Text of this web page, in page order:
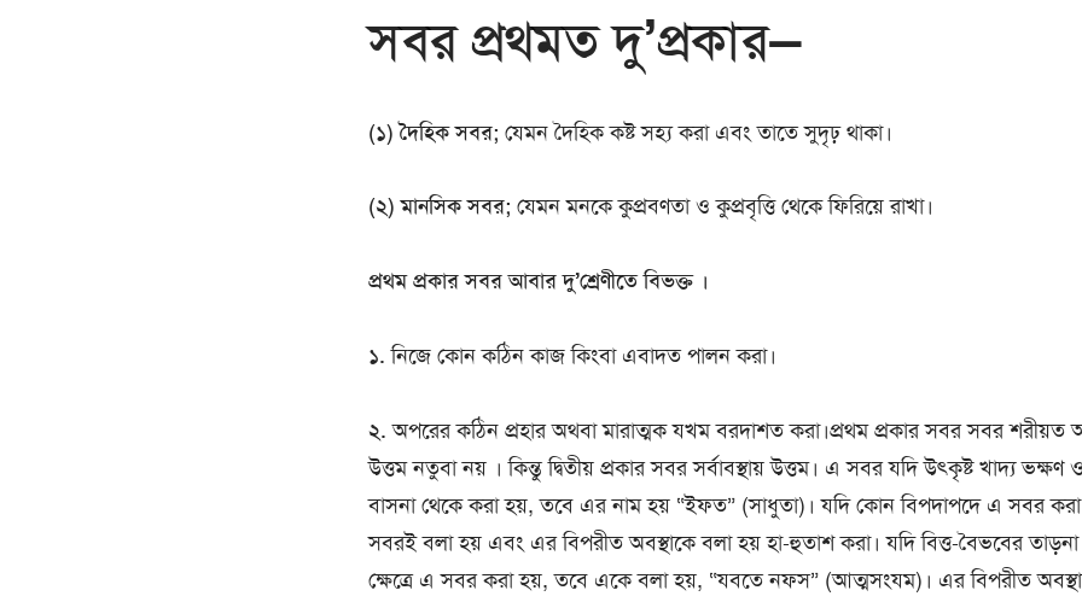
সবর প্রথমত দু’প্রকার—
(১) দৈহিক সবর; যেমন দৈহিক কষ্ট সহ্য করা এবং তাতে সুদৃঢ় থাকা।
(২) মানসিক সবর; যেমন মনকে কুপ্রবণতা ও কুপ্রবৃত্তি থেকে ফিরিয়ে রাখা।
প্রথম প্রকার সবর আবার দু’শ্রেণীতে বিভক্ত ।
১. নিজে কোন কঠিন কাজ কিংবা এবাদত পালন করা।
২. অপরের কঠিন প্রহার অথবা মারাত্মক যখম বরদাশত করা।প্রথম প্রকার সবর সবর শরীয়ত
উত্তম নতুবা নয় । কিন্তু দ্বিতীয় প্রকার সবর সর্বাবস্থায় উত্তম। এ সবর যদি উৎকৃষ্ট খাদ্য ভক্ষণ
বাসনা থেকে করা হয়, তবে এর নাম হয় “ইফত” (সাধুতা)। যদি কোন বিপদাপদে এ সবর
সবরই বলা হয় এবং এর বিপরীত অবস্থাকে বলা হয় হা-হুতাশ করা। যদি বিত্ত-বৈভবের
ক্ষেত্রে এ সবর করা হয়, তবে একে বলা হয়, “যবতে নফস” (আত্মসংযম)। এর বিপরীত